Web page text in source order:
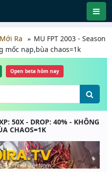
Ra
MU FPT 2003 - Season
mốc nạp,bùa chaos=1k
Open beta hôm nay
50X - DROP: 40% - KHÔNG
CHAOS=1K